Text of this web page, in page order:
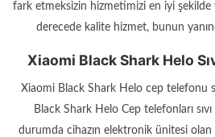
fark etmeksizin hizmetimizi en iyi
derecede kalite hizmet, bunun
Xiaomi Black Shark Helo
Xiaomi Black Shark Helo cep telefonu
Black Shark Helo Cep telefonları sıvı
durumda cihazın elektronik ünitesi olan